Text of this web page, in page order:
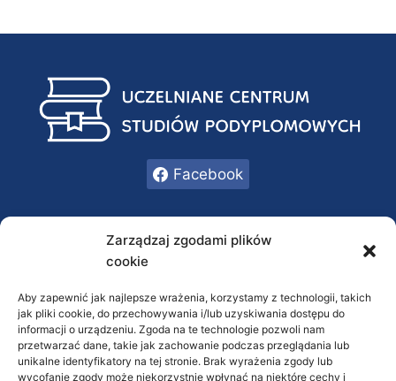
Zarządzaj zgodami plików
cookie
Aby zapewnić jak najlepsze wrażenia, korzystamy z technologii, takich
jak pliki cookie, do przechowywania i/lub uzyskiwania dostępu do
informacji o urządzeniu. Zgoda na te technologie pozwoli nam
przetwarzać dane, takie jak zachowanie podczas przeglądania lub
unikalne identyfikatory na tej stronie. Brak wyrażenia zgody lub
wycofanie zgody może niekorzystnie wpłynąć na niektóre cechy i
Facebook
O nas
Kontakt
RODO / Polityka prywatności